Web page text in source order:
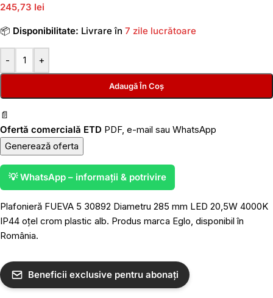
245,73 lei
📦 Disponibilitate: Livrare în 7 zile lucrătoare
- +
Adaugă În Coș
📄
Ofertă comercială ETD PDF, e-mail sau WhatsApp
Generează oferta
💡 WhatsApp – informații & potrivire
Plafonieră FUEVA 5 30892 Diametru 285 mm LED 20,5W 4000K
IP44 oțel crom plastic alb. Produs marca Eglo, disponibil în
România.
Beneficii exclusive pentru abonați